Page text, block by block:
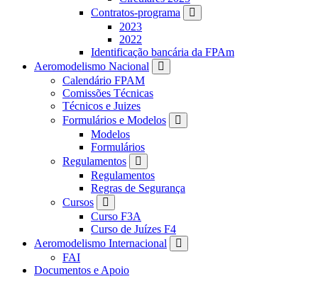
Contratos-programa
2023
2022
Identificação bancária da FPAm
Aeromodelismo Nacional
Calendário FPAM
Comissões Técnicas
Técnicos e Juizes
Formulários e Modelos
Modelos
Formulários
Regulamentos
Regulamentos
Regras de Segurança
Cursos
Curso F3A
Curso de Juízes F4
Aeromodelismo Internacional
FAI
Documentos e Apoio